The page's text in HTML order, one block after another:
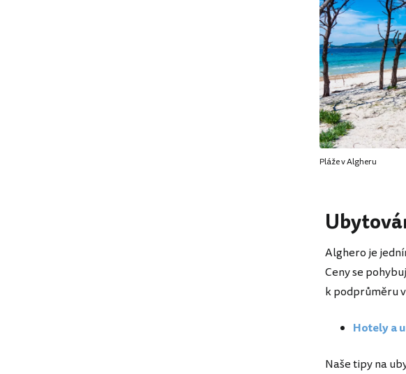
Pláže v Algheru
Alghero je
Ceny se
k podprůměru
Hotely a
Naše tipy na